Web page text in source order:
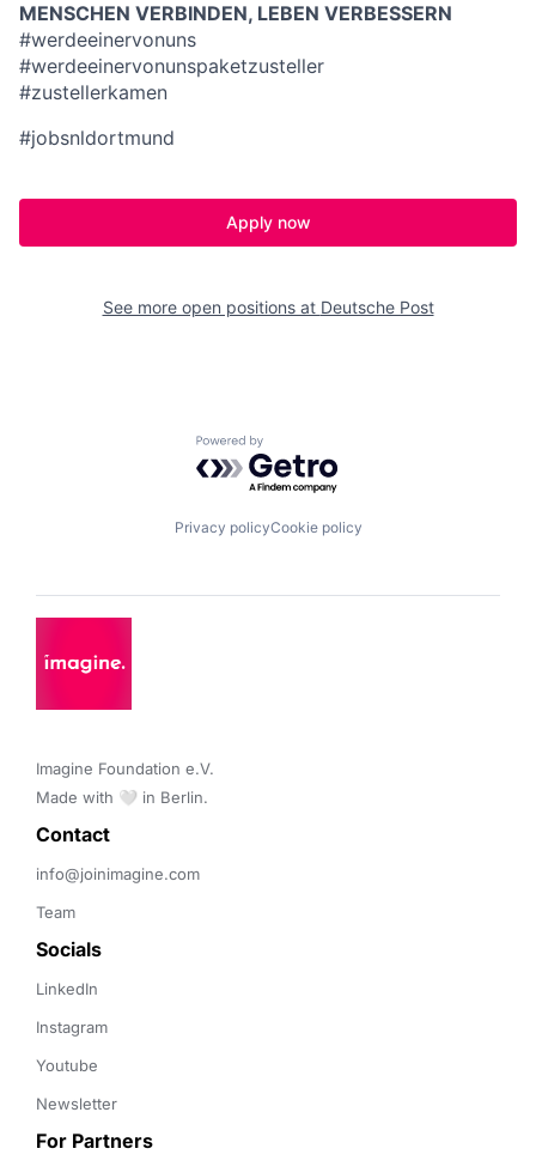
MENSCHEN VERBINDEN, LEBEN VERBESSERN
#werdeeinervonuns
#werdeeinervonunspaketzusteller
#zustellerkamen
#jobsnldortmund
Apply now
See more open positions at Deutsche Post
Powered by Getro.com
Privacy policyCookie policy
Imagine Foundation e.V.
Made with 🤍 in Berlin.
Contact
info@joinimagine.com
Team
Socials
LinkedIn
Instagram
Youtube
Newsletter
For Partners